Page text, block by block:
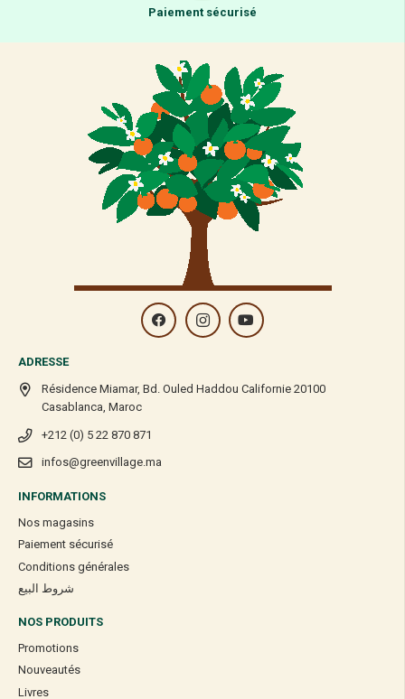
Paiement sécurisé
ADRESSE
Résidence Miamar, Bd. Ouled Haddou Californie 20100
Casablanca, Maroc
+212 (0) 5 22 870 871
infos@greenvillage.ma
INFORMATIONS
Nos magasins
Paiement sécurisé
Conditions générales
شروط البيع
NOS PRODUITS
Promotions
Nouveautés
Livres